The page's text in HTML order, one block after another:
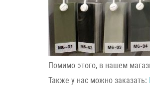
Помимо этого, в нашем
Также у нас можно заказать: